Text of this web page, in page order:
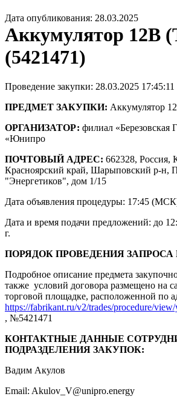
Дата опубликования: 28.03.2025
Аккумулятор 12В
(5421471)
Проведение закупки: 28.03.2025
ПРЕДМЕТ ЗАКУПКИ: Аккумулятор
ОРГАНИЗАТОР: филиал
«Юнипро
ПОЧТОВЫЙ АДРЕС: 662328, Россия,
Красноярский край, Шарыповский р-н,
"Энергетиков", дом 1/15
Дата объявления процедуры: 17:45
Дата и время подачи предложений: до
г.
ПОРЯДОК ПРОВЕДЕНИЯ
Подробное описание предмета
также условий договора размещено на
торговой площадке, расположенной по
https://fabrikant.ru/v2/trades/procedure/
, №5421471
КОНТАКТНЫЕ ДАННЫЕ
ПОДРАЗДЕЛЕНИЯ ЗАКУПОК:
Вадим Акулов
Email: Akulov_V@unipro.energy